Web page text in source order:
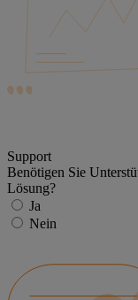
Support
Benötigen Sie
Lösung?
Ja
Nein